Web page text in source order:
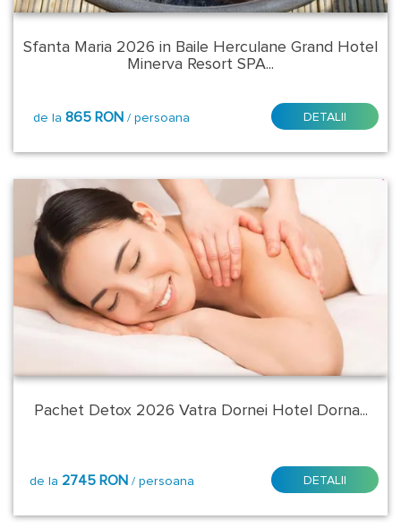
Sfanta Maria 2026 in Baile Herculane Grand Hotel
Minerva Resort SPA...
de la 865 RON / persoana DETALII
Pachet Detox 2026 Vatra Dornei Hotel Dorna...
de la 2745 RON / persoana DETALII